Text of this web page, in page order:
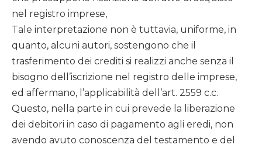
nel registro imprese,
Tale interpretazione non è tuttavia, uniforme, in
quanto, alcuni autori, sostengono che il
trasferimento dei crediti si realizzi anche senza il
bisogno dell’iscrizione nel registro delle imprese,
ed affermano, l’applicabilità dell’art. 2559 c.c.
Questo, nella parte in cui prevede la liberazione
dei debitori in caso di pagamento agli eredi, non
avendo avuto conoscenza del testamento e del